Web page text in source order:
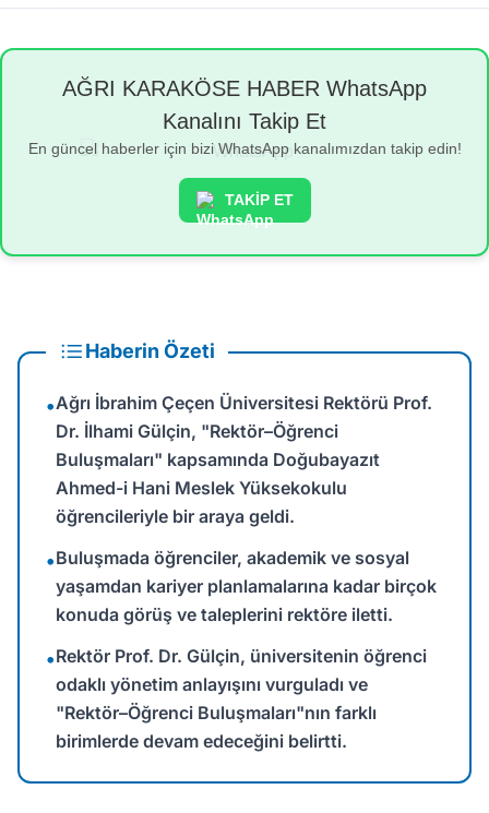
AĞRI KARAKÖSE HABER WhatsApp
Kanalını Takip Et
En güncel haberler için bizi WhatsApp kanalımızdan takip edin!
TAKİP ET
Haberin Özeti
•Ağrı İbrahim Çeçen Üniversitesi Rektörü Prof.
Dr. İlhami Gülçin, "Rektör–Öğrenci
Buluşmaları" kapsamında Doğubayazıt
Ahmed-i Hani Meslek Yüksekokulu
öğrencileriyle bir araya geldi.
•Buluşmada öğrenciler, akademik ve sosyal
yaşamdan kariyer planlamalarına kadar birçok
konuda görüş ve taleplerini rektöre iletti.
•Rektör Prof. Dr. Gülçin, üniversitenin öğrenci
odaklı yönetim anlayışını vurguladı ve
"Rektör–Öğrenci Buluşmaları"nın farklı
birimlerde devam edeceğini belirtti.